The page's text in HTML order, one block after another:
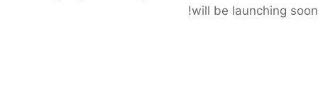
will be launching soon!